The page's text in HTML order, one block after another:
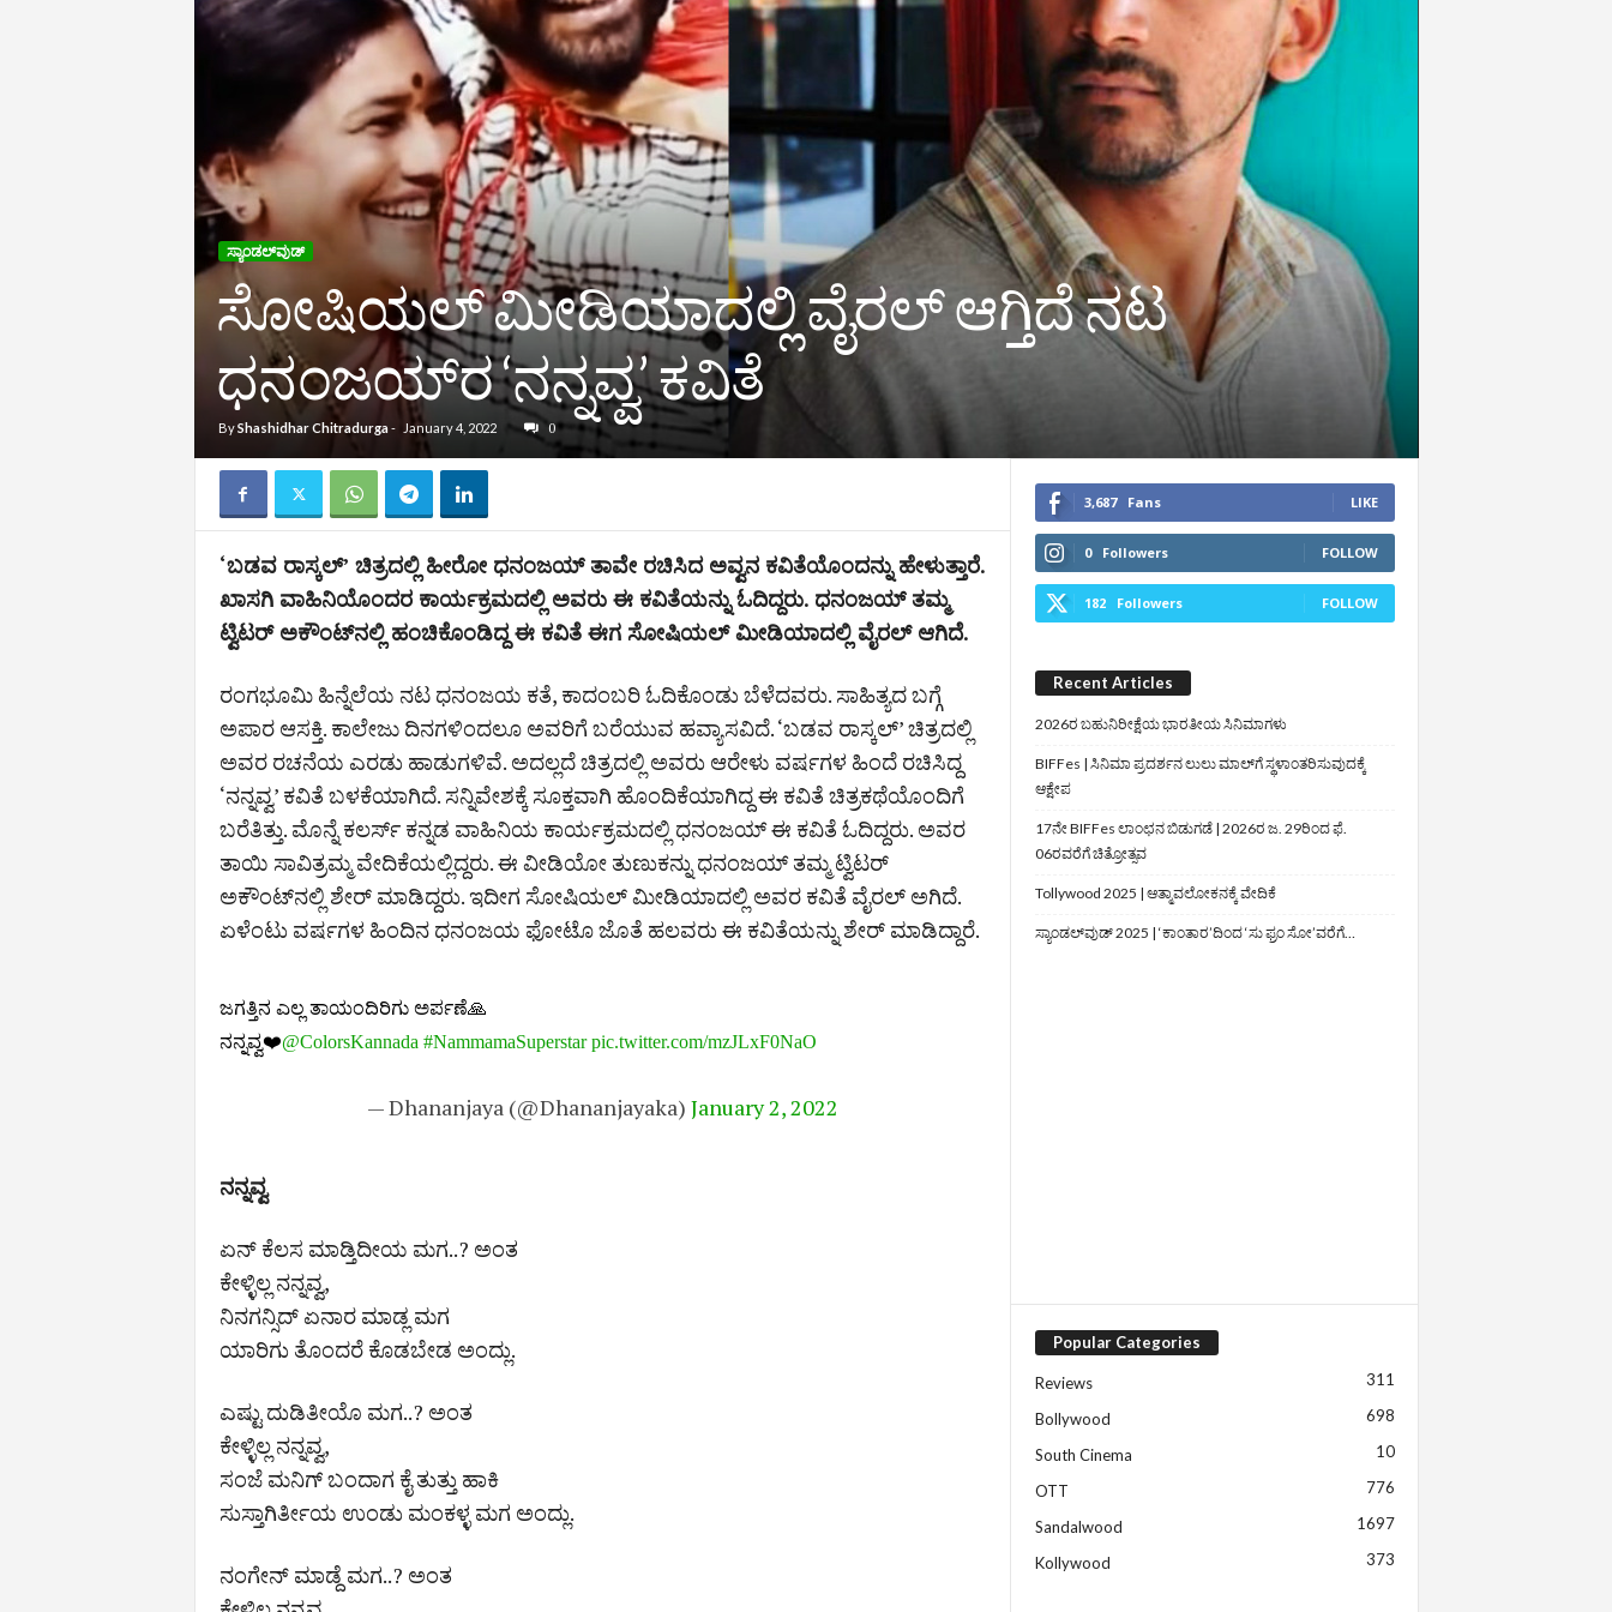
ಸ್ಯಾಂಡಲ್‌ವುಡ್‌
ಸೋಷಿಯಲ್‌ ಮೀಡಿಯಾದಲ್ಲಿ ವೈರಲ್‌ ಆಗ್ತಿದೆ ನಟ
ಧನಂಜಯ್‌ರ ‘ನನ್ನವ್ವ’ ಕವಿತೆ
ByShashidhar Chitradurga - January 4, 2022 0
‘ಬಡವ ರಾಸ್ಕಲ್‌’ ಚಿತ್ರದಲ್ಲಿ ಹೀರೋ ಧನಂಜಯ್‌ ತಾವೇ ರಚಿಸಿದ ಅವ್ವನ ಕವಿತೆಯೊಂದನ್ನು ಹೇಳುತ್ತಾರೆ.
ಖಾಸಗಿ ವಾಹಿನಿಯೊಂದರ ಕಾರ್ಯಕ್ರಮದಲ್ಲಿ ಅವರು ಈ ಕವಿತೆಯನ್ನು ಓದಿದ್ದರು. ಧನಂಜಯ್‌ ತಮ್ಮ
ಟ್ವಿಟರ್‌ ಅಕೌಂಟ್‌ನಲ್ಲಿ ಹಂಚಿಕೊಂಡಿದ್ದ ಈ ಕವಿತೆ ಈಗ ಸೋಷಿಯಲ್‌ ಮೀಡಿಯಾದಲ್ಲಿ ವೈರಲ್‌ ಆಗಿದೆ.
ರಂಗಭೂಮಿ ಹಿನ್ನೆಲೆಯ ನಟ ಧನಂಜಯ ಕತೆ, ಕಾದಂಬರಿ ಓದಿಕೊಂಡು ಬೆಳೆದವರು. ಸಾಹಿತ್ಯದ ಬಗ್ಗೆ
ಅಪಾರ ಆಸಕ್ತಿ. ಕಾಲೇಜು ದಿನಗಳಿಂದಲೂ ಅವರಿಗೆ ಬರೆಯುವ ಹವ್ಯಾಸವಿದೆ. ‘ಬಡವ ರಾಸ್ಕಲ್‌’ ಚಿತ್ರದಲ್ಲಿ
ಅವರ ರಚನೆಯ ಎರಡು ಹಾಡುಗಳಿವೆ. ಅದಲ್ಲದೆ ಚಿತ್ರದಲ್ಲಿ ಅವರು ಆರೇಳು ವರ್ಷಗಳ ಹಿಂದೆ ರಚಿಸಿದ್ದ
‘ನನ್ನವ್ವ’ ಕವಿತೆ ಬಳಕೆಯಾಗಿದೆ. ಸನ್ನಿವೇಶಕ್ಕೆ ಸೂಕ್ತವಾಗಿ ಹೊಂದಿಕೆಯಾಗಿದ್ದ ಈ ಕವಿತೆ ಚಿತ್ರಕಥೆಯೊಂದಿಗೆ
ಬರೆತಿತ್ತು. ಮೊನ್ನೆ ಕಲರ್ಸ್‌ ಕನ್ನಡ ವಾಹಿನಿಯ ಕಾರ್ಯಕ್ರಮದಲ್ಲಿ ಧನಂಜಯ್‌ ಈ ಕವಿತೆ ಓದಿದ್ದರು. ಅವರ
ತಾಯಿ ಸಾವಿತ್ರಮ್ಮ ವೇದಿಕೆಯಲ್ಲಿದ್ದರು. ಈ ವೀಡಿಯೋ ತುಣುಕನ್ನು ಧನಂಜಯ್‌ ತಮ್ಮ ಟ್ವಿಟರ್‌
ಅಕೌಂಟ್‌ನಲ್ಲಿ ಶೇರ್‌ ಮಾಡಿದ್ದರು. ಇದೀಗ ಸೋಷಿಯಲ್‌ ಮೀಡಿಯಾದಲ್ಲಿ ಅವರ ಕವಿತೆ ವೈರಲ್‌ ಅಗಿದೆ.
ಏಳೆಂಟು ವರ್ಷಗಳ ಹಿಂದಿನ ಧನಂಜಯ ಫೋಟೊ ಜೊತೆ ಹಲವರು ಈ ಕವಿತೆಯನ್ನು ಶೇರ್‌ ಮಾಡಿದ್ದಾರೆ.
ಜಗತ್ತಿನ ಎಲ್ಲ ತಾಯಂದಿರಿಗು ಅರ್ಪಣೆ🙏
ನನ್ನವ್ವ❤️@ColorsKannada #NammamaSuperstar pic.twitter.com/mzJLxF0NaO
— Dhananjaya (@Dhananjayaka) January 2, 2022
ನನ್ನವ್ವ
ಏನ್ ಕೆಲಸ ಮಾಡ್ತಿದೀಯ ಮಗ..? ಅಂತ
ಕೇಳ್ಳಿಲ್ಲ ನನ್ನವ್ವ,
ನಿನಗನ್ಸಿದ್ ಏನಾರ ಮಾಡ್ಲ ಮಗ
ಯಾರಿಗು ತೊಂದರೆ ಕೊಡಬೇಡ ಅಂದ್ಲು.
ಎಷ್ಟು ದುಡಿತೀಯೊ ಮಗ..? ಅಂತ
ಕೇಳ್ಳಿಲ್ಲ ನನ್ನವ್ವ,
ಸಂಜೆ ಮನಿಗ್ ಬಂದಾಗ ಕೈ ತುತ್ತು ಹಾಕಿ
ಸುಸ್ತಾಗಿರ್ತೀಯ ಉಂಡು ಮಂಕಳ್ಳ ಮಗ ಅಂದ್ಲು.
ನಂಗೇನ್ ಮಾಡ್ದೆ ಮಗ..? ಅಂತ
3,687 Fans LIKE
0 Followers FOLLOW
182 Followers FOLLOW
Recent Articles
2026ರ ಬಹುನಿರೀಕ್ಷೆಯ ಭಾರತೀಯ ಸಿನಿಮಾಗಳು
BIFFes | ಸಿನಿಮಾ ಪ್ರದರ್ಶನ ಲುಲು ಮಾಲ್‌ಗೆ ಸ್ಥಳಾಂತರಿಸುವುದಕ್ಕೆ
ಆಕ್ಷೇಪ
17ನೇ BIFFes ಲಾಂಛನ ಬಿಡುಗಡೆ | 2026ರ ಜ. 29ರಿಂದ ಫೆ.
06ರವರೆಗೆ ಚಿತ್ರೋತ್ಸವ
Tollywood 2025 | ಆತ್ಮಾವಲೋಕನಕ್ಕೆ ವೇದಿಕೆ
ಸ್ಯಾಂಡಲ್‌ವುಡ್‌ 2025 | ‘ಕಾಂತಾರ’ದಿಂದ ‘ಸು ಫ್ರಂ ಸೋ’ವರೆಗೆ…
Popular Categories
Reviews 311
Bollywood 698
South Cinema 10
OTT 776
Sandalwood 1697
Kollywood 373